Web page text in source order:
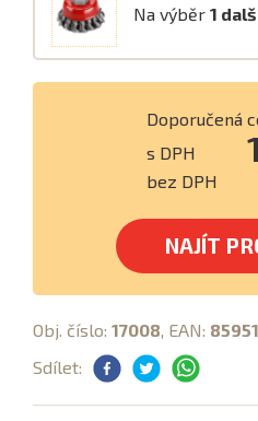
Na výběr 1
Doporučená
s DPH
bez DPH
NAJÍT
Obj. číslo: 17008, EAN:
Sdílet: